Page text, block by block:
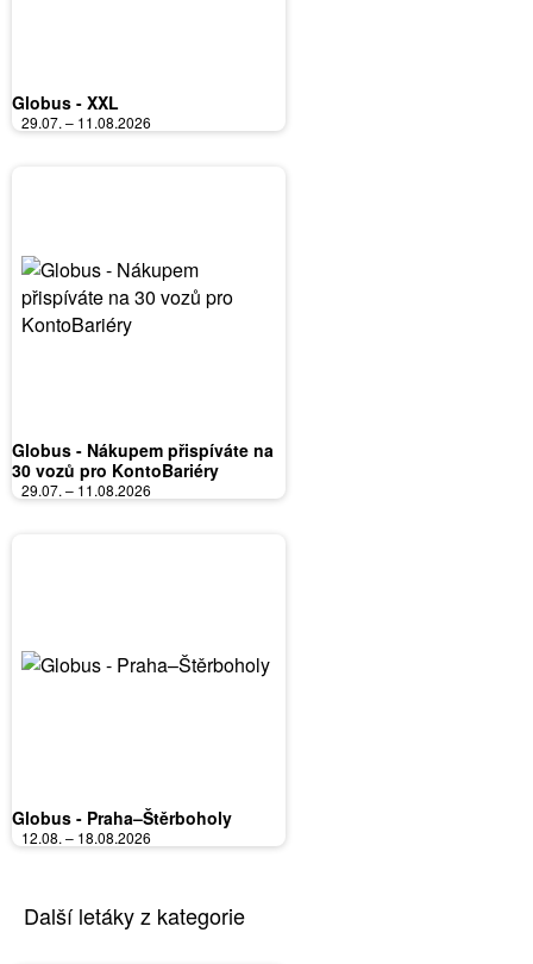
Globus - XXL
29.07. – 11.08.2026
Globus - Nákupem přispíváte na
30 vozů pro KontoBariéry
29.07. – 11.08.2026
Globus - Praha–Štěrboholy
12.08. – 18.08.2026
Další letáky z kategorie